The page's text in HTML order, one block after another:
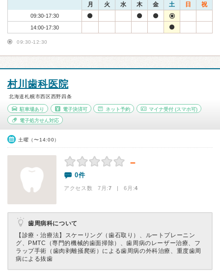
月 火 水 木 金 土 日 祝
09:30-17:30
14:00-17:30
09:30-12:30
村川歯科医院
北海道札幌市西区西野四条
駐車場あり 電子決済可 ネット予約 マイナ受付 (スマホ可)
電子処方せん対応
土曜（〜14:00）
－
0件
アクセス数 7月:7 | 6月:4
歯周病科について
【診療・治療法】 スケーリング（歯石取り）、ルートプレーニン
グ、PMTC（専門的機械的歯面掃除）、歯周病のレーザー治療、フ
ラップ手術（歯肉剥離掻爬術）による歯周病の外科治療、重度歯周
病による抜歯